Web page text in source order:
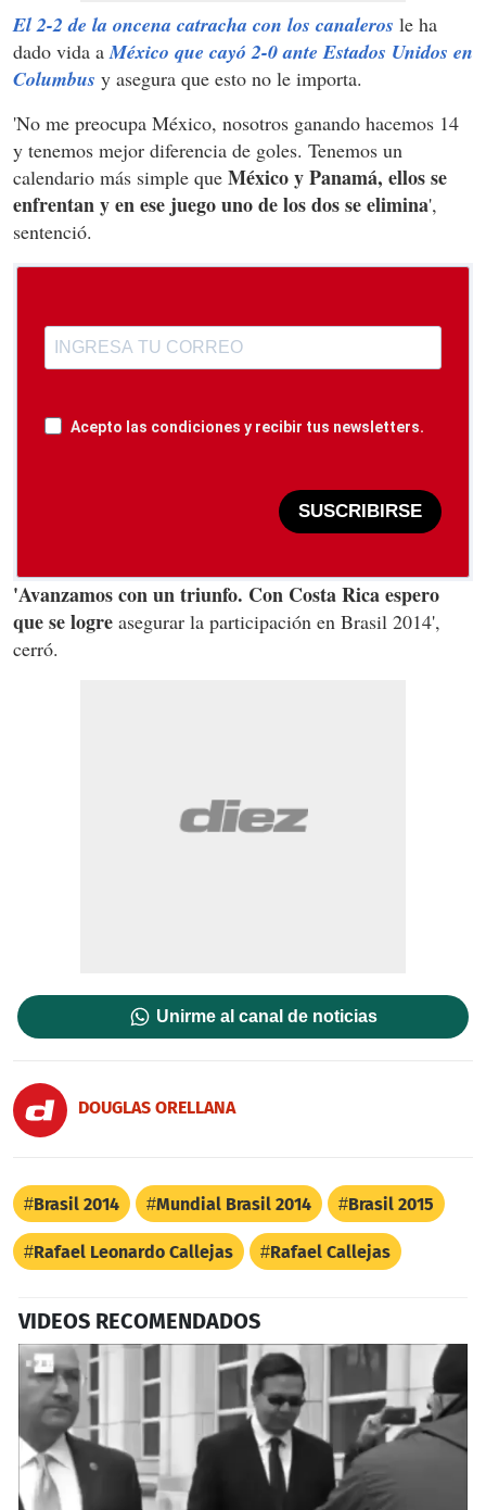
El 2-2 de la oncena catracha con los canaleros le ha
dado vida aMéxico que cayó 2-0 ante Estados Unidos en
Columbus y asegura que esto no le importa.
'No me preocupa México, nosotros ganando hacemos 14
y tenemos mejor diferencia de goles. Tenemos un
calendario más simple que México y Panamá, ellos se
enfrentan y en ese juego uno de los dos se elimina',
sentenció.
Acepto las condiciones y recibir tus newsletters.
SUSCRIBIRSE
'Avanzamos con un triunfo. Con Costa Rica espero
que se logre asegurar la participación en Brasil 2014',
cerró.
Unirme al canal de noticias
DOUGLAS ORELLANA
Brasil 2014 Mundial Brasil 2014 Brasil 2015
Rafael Leonardo Callejas Rafael Callejas
VIDEOS RECOMENDADOS